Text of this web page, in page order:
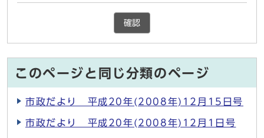
確認
このページと同じ分類のページ
市政だより 平成20年(2008年)12月15日号
市政だより 平成20年(2008年)12月1日号